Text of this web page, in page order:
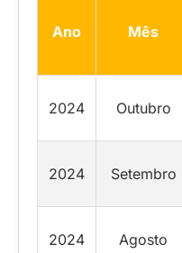
Ano Mês
2024 Outubro
2024 Setembro
2024 Agosto